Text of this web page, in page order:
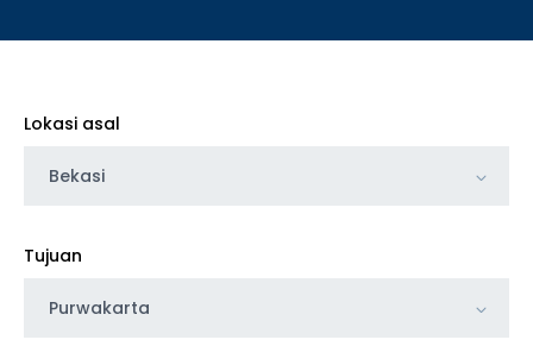
Lokasi asal
Bekasi
Tujuan
Purwakarta